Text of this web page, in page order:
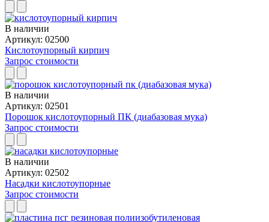
В наличии
Артикул: 02500
Кислотоупорный кирпич
Запрос стоимости
В наличии
Артикул: 02501
Порошок кислотоупорный ПК (диабазовая мука)
Запрос стоимости
В наличии
Артикул: 02502
Насадки кислотоупорные
Запрос стоимости